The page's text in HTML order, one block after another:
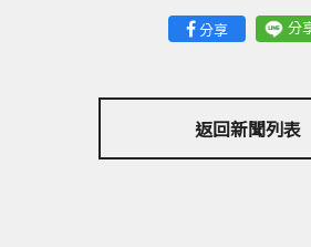
分享 分
返回新聞列表